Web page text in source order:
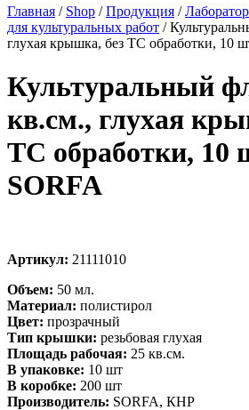
Главная / Shop /Продукция /
для культуральных работ /
глухая крышка, без ТС обработки, 10
Культуральный
кв.см., глухая
ТС обработки, 10
SORFA
Артикул: 21111010
Объем: 50 мл.
Материал: полистирол
Цвет: прозрачный
Тип крышки: резьбовая глухая
Площадь рабочая: 25 кв.см.
В упаковке: 10 шт
В коробке: 200 шт
Производитель: SORFA, КНР